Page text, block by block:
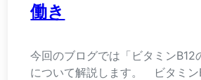
働き
今回のブログでは「ビタミンB12
について解説します。 ビタミン